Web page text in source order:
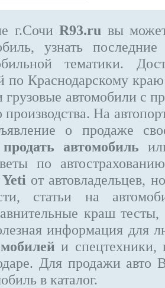
г.СочиR93.ru вы
узнать
тематики.
по Краснодарскому
грузовые автомобили с
производства. На
о продаже
продать автомобиль
по
от автовладельцев,
статьи на
краш
информация для
и спецтехники,
Для продажи авто
в каталог.